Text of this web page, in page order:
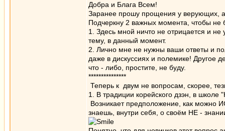
Добра и Блага Всем!
Заранее прошу прощения у верующих,
Подчеркну 2 важных момента, чтобы
1. Здесь мной ничто не отрицается и
тему, в данный момент.
2. Лично мне не нужны ваши ответы и
даже в дискуссиях и полемике! Другое
что - либо, простите, не буду.
***************
Теперь к двум не вопросам, скорее,
1. В традиции корейского дзэн, в
Возникает предположение, как можно
знаешь, внутри себя, о своём НЕ -